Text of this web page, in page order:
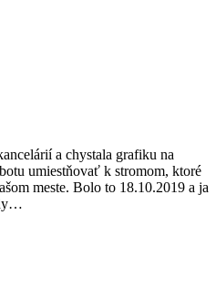
a chystala grafiku na
umiestňovať k stromom, ktoré
meste. Bolo to 18.10.2019 a ja